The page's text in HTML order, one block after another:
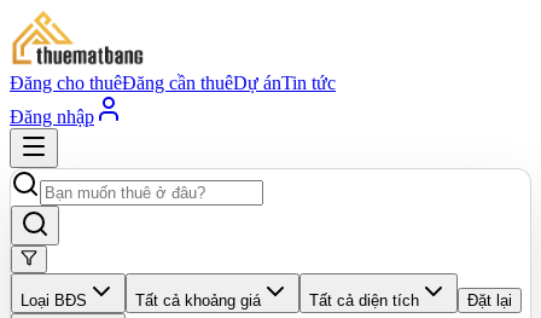
Đăng cho thuêĐăng cần thuêDự ánTin tức
Đăng nhập
Loại BĐS Tất cả khoảng giá Tất cả diện tích Đặt lại